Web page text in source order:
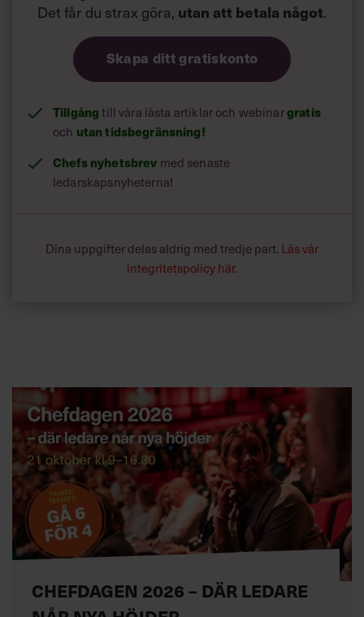
Det får du strax göra, utan att betala något.
Skapa ditt gratiskonto
Tillgångtill våra låsta artiklar och webinargratis
och utan tidsbegränsning!
Chefs nyhetsbrev med senaste
ledarskapsnyheterna!
Dina uppgifter delas aldrig med tredje part. Läs vår
integritetspolicy här.
CHEFDAGEN 2026 – DÄR LEDARE